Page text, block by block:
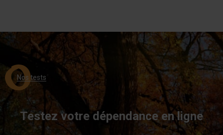
Nos tests
Testez votre dépendance en ligne